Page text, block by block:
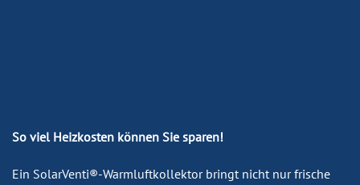
So viel Heizkosten können Sie sparen!
Ein SolarVenti®-Warmluftkollektor bringt nicht nur frische